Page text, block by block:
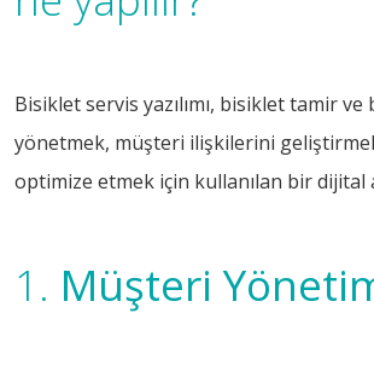
Bisiklet servis yazılımı, bisiklet tamir ve
yönetmek, müşteri ilişkilerini
optimize etmek için kullanılan bir dijital
1. Müşteri